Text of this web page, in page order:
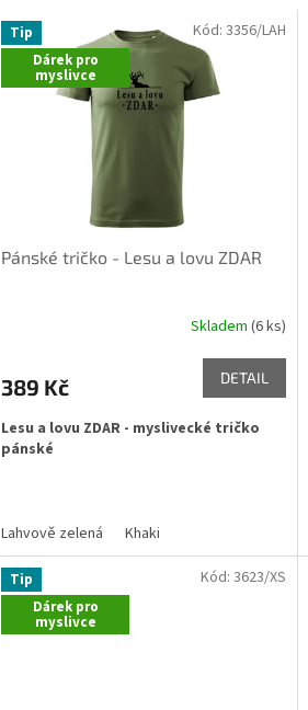
nV Tip
Dárek pro
myslivce
Pánské tričko - Lesu a lovu ZDAR
je
z
5
Skladem (6 ks)
389 Kč DETAIL
Lesu a lovu ZDAR - myslivecké tričko
pánské
Lahvově zelená Khaki
Kód: 3356/LAH
Tip
Dárek pro
myslivce
Kód: 3623/XS